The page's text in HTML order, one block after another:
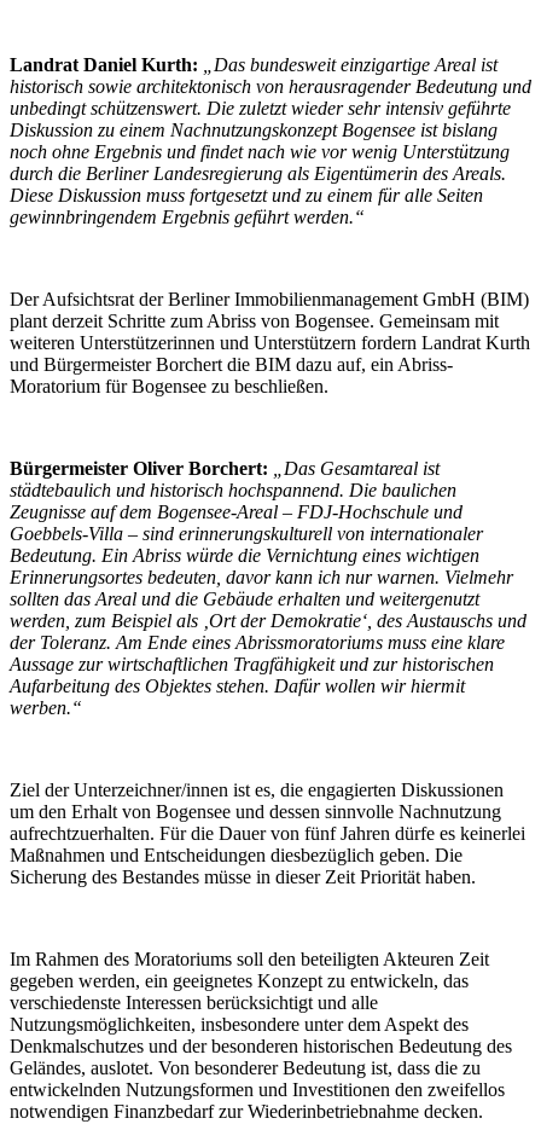
Landrat Daniel Kurth:
„Das bundesweit einzigartige Areal ist
historisch sowie architektonisch von herausragender Bedeutung und
unbedingt schützenswert. Die zuletzt wieder sehr intensiv geführte
Diskussion zu einem Nachnutzungskonzept Bogensee ist bislang
noch ohne Ergebnis und findet nach wie vor wenig Unterstützung
durch die Berliner Landesregierung als Eigentümerin des Areals.
Diese Diskussion muss fortgesetzt und zu einem für alle Seiten
gewinnbringendem Ergebnis geführt werden.“
Der Aufsichtsrat der Berliner Immobilienmanagement GmbH (BIM)
plant derzeit Schritte zum Abriss von Bogensee. Gemeinsam mit
weiteren Unterstützerinnen und Unterstützern fordern Landrat Kurth
und Bürgermeister Borchert die BIM dazu auf, ein Abriss-
Moratorium für Bogensee zu beschließen.
Bürgermeister Oliver Borchert:
„Das Gesamtareal ist
städtebaulich und historisch hochspannend. Die baulichen
Zeugnisse auf dem Bogensee-Areal – FDJ-Hochschule und
Goebbels-Villa – sind erinnerungskulturell von internationaler
Bedeutung. Ein Abriss würde die Vernichtung eines wichtigen
Erinnerungsortes bedeuten, davor kann ich nur warnen. Vielmehr
sollten das Areal und die Gebäude erhalten und weitergenutzt
werden, zum Beispiel als ‚Ort der Demokratie‘, des Austauschs und
der Toleranz. Am Ende eines Abrissmoratoriums muss eine klare
Aussage zur wirtschaftlichen Tragfähigkeit und zur historischen
Aufarbeitung des Objektes stehen. Dafür wollen wir hiermit
werben.“
Ziel der Unterzeichner/innen ist es, die engagierten Diskussionen
um den Erhalt von Bogensee und dessen sinnvolle Nachnutzung
aufrechtzuerhalten. Für die Dauer von fünf Jahren dürfe es keinerlei
Maßnahmen und Entscheidungen diesbezüglich geben. Die
Sicherung des Bestandes müsse in dieser Zeit Priorität haben.
Im Rahmen des Moratoriums soll den beteiligten Akteuren Zeit
gegeben werden, ein geeignetes Konzept zu entwickeln, das
verschiedenste Interessen berücksichtigt und alle
Nutzungsmöglichkeiten, insbesondere unter dem Aspekt des
Denkmalschutzes und der besonderen historischen Bedeutung des
Geländes, auslotet. Von besonderer Bedeutung ist, dass die zu
entwickelnden Nutzungsformen und Investitionen den zweifellos
notwendigen Finanzbedarf zur Wiederinbetriebnahme decken.